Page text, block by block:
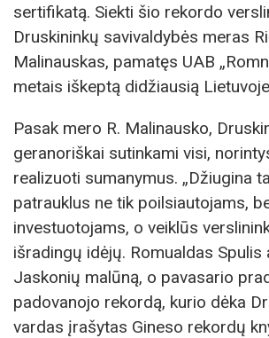
sertifikatą. Siekti šio rekordo
Druskininkų savivaldybės meras
Malinauskas, pamatęs UAB
metais iškeptą didžiausią
Pasak mero R. Malinausko,
geranoriškai sutinkami visi,
realizuoti sumanymus. „Džiugina
patrauklus ne tik poilsiautojams,
investuotojams, o veiklūs
išradingų idėjų. Romualdas Spulis
Jaskonių malūną, o pavasario
padovanojo rekordą, kurio dėka
vardas įrašytas Gineso rekordų